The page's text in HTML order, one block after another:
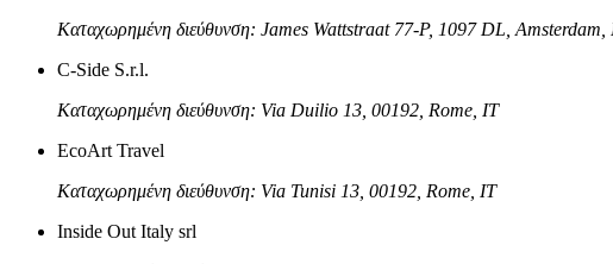
Καταχωρημένη διεύθυνση: James Wattstraat 77-P, 1097 DL, Amsterdam,
C-Side S.r.l.
Καταχωρημένη διεύθυνση: Via Duilio 13, 00192, Rome, IT
EcoArt Travel
Καταχωρημένη διεύθυνση: Via Tunisi 13, 00192, Rome, IT
Inside Out Italy srl